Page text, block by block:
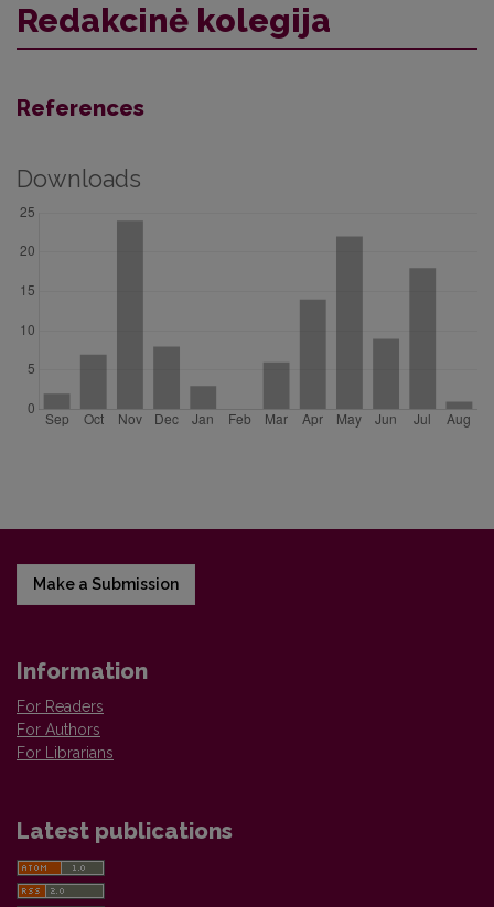
Redakcinė kolegija
References
Downloads
Make a Submission
Information
For Readers
For Authors
For Librarians
Latest publications